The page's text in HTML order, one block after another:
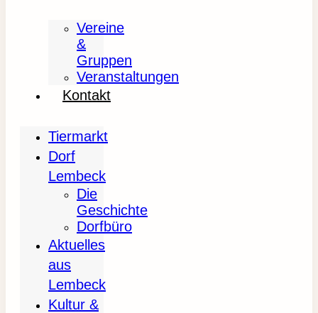
Vereine
&
Gruppen
Veranstaltungen
Kontakt
Tiermarkt
Dorf
Lembeck
Die
Geschichte
Dorfbüro
Aktuelles
aus
Lembeck
Kultur &